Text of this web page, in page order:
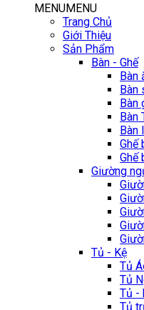
MENUMENU
Trang Chủ
Giới Thiệu
Sản Phẩm
Bàn - Ghế
Bàn
Bàn
Bàn
Bàn
Bàn
Ghế
Ghế
Giường
Tủ - Kệ
Tủ
Tủ
Tủ -
Tủ